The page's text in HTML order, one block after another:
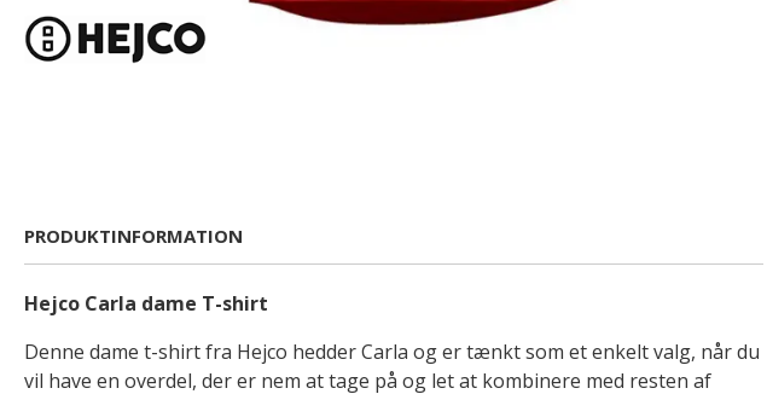
PRODUKTINFORMATION
Hejco Carla dame T-shirt
Denne dame t-shirt fra Hejco hedder Carla og er tænkt som et enkelt valg, når du
vil have en overdel, der er nem at tage på og let at kombinere med resten af